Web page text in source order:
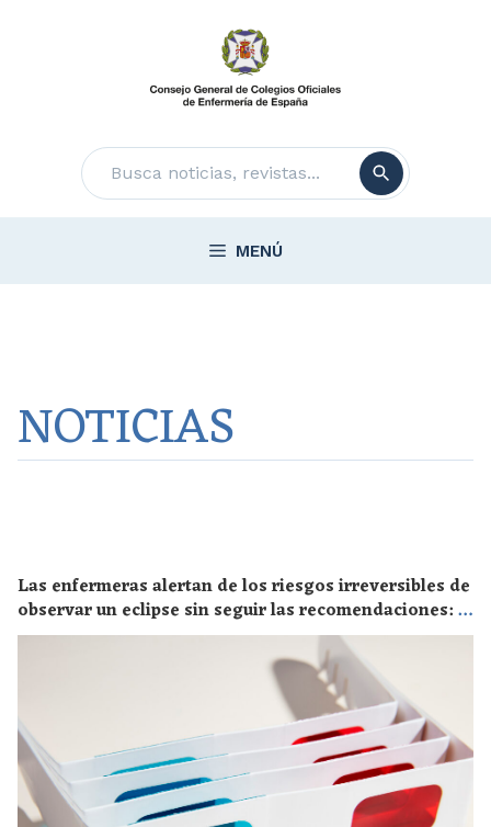
Buscar
MENÚ
NOTICIAS
Las enfermeras alertan de los riesgos irreversibles de
observar un eclipse sin seguir las recomendaciones: la
retinopatía solar es el mayor de los peligros